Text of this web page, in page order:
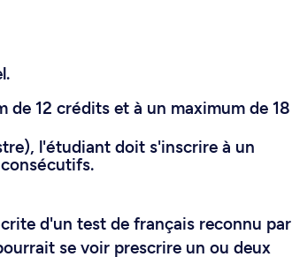
12 crédits et à un maximum de 18
l'étudiant doit s'inscrire à un
d'un test de français reconnu par
se voir prescrire un ou deux